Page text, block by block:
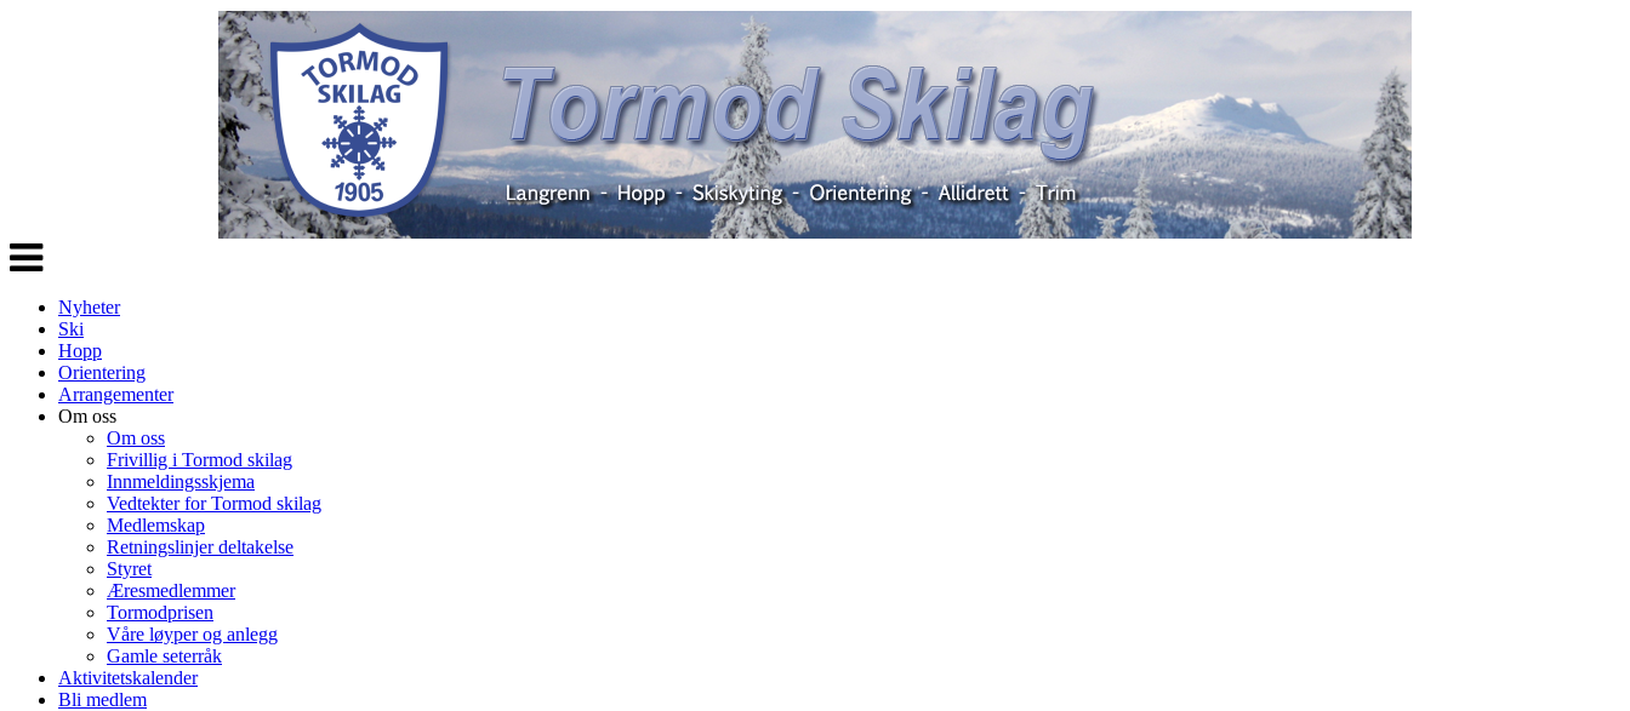
Veksle
navigasjon
Nyheter
Ski
Hopp
Orientering
Arrangementer
Om oss
Om oss
Frivillig i Tormod skilag
Innmeldingsskjema
Vedtekter for Tormod skilag
Medlemskap
Retningslinjer deltakelse
Styret
Æresmedlemmer
Tormodprisen
Våre løyper og anlegg
Gamle seterråk
Aktivitetskalender
Bli medlem